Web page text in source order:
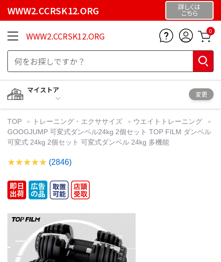
WWW2.CCRSK12.ORG 詳しくは
こちら
WWW2.CCRSK12.ORG 0
マイストア
変更
TOP トレーニング・エクササイズ
ウエイトトレーニング
GOOGJUMP 可変式ダンベル24kg 2個セット TOP FILM ダンベル
可変式 24kg 2個セット 可変式ダンベル 24kg 多機能
(2846)